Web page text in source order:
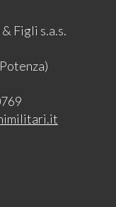
Figli s.a.s.